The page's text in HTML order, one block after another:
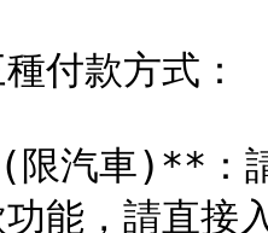
付款方式：
汽車)**：請
能，請直接